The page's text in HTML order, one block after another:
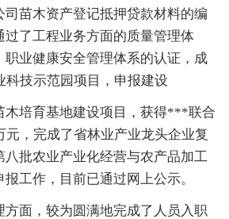
司苗木资产登记抵押贷款材料的编
过了工程业务方面的质量管理体
职业健康安全管理体系的认证，成
技示范园项目，申报建设
木培育基地建设项目，获得***联合
元，完成了省林业产业龙头企业复
批农业产业化经营与农产品加工
工作，目前已通过网上公示。
方面，较为圆满地完成了人员入职